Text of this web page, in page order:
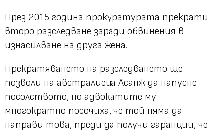
През 2015 година прокуратурата прекрати
второ разследване заради обвинения в
изнасилване на друга жена.
Прекратяването на разследването ще
позволи на австралиеца Асанж да напусне
посолството, но адвокатите му
многократно посочиха, че той няма да
направи това, преди да получи гаранции, че